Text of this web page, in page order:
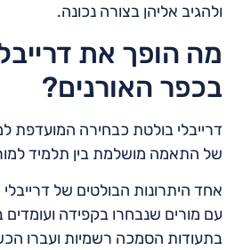
ולהגיב אליהן בצורה נכונה.
מה הופך את
בכפר האורנים?
דרייבלי בולטת כבחירה המועדפת
של התאמה מושלמת בין תלמיד
אחד היתרונות הבולטים של
עם מורים שנבחרו בקפידה ועומדים
בתעודות הסמכה רשמיות ועברו